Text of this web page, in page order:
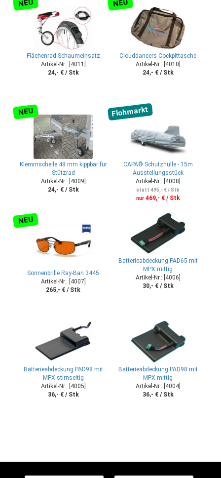
NEU
Flächenrad Schaumeinsatz
Artikel-Nr.: [4011]
24,- € / Stk
NEU
Clouddancers Cockpittasche
Artikel-Nr.: [4010]
24,- € / Stk
NEU
Klemmschelle 48 mm kippbar für
Stützrad
Artikel-Nr.: [4009]
24,- € / Stk
Flohmarkt
CAPA® Schutzhülle - 15m
Ausstellungsstück
Artikel-Nr.: [4008]
statt 495,- € / Stk
nur469,- € / Stk
NEU
Sonnenbrille Ray-Ban 3445
Artikel-Nr.: [4007]
265,- € / Stk
Batterieabdeckung PAD65 mit
MPX mittig
Artikel-Nr.: [4006]
30,- € / Stk
Batterieabdeckung PAD98 mit
MPX stirnseitig
Artikel-Nr.: [4005]
36,- € / Stk
Batterieabdeckung PAD98 mit
MPX mittig
Artikel-Nr.: [4004]
36,- € / Stk